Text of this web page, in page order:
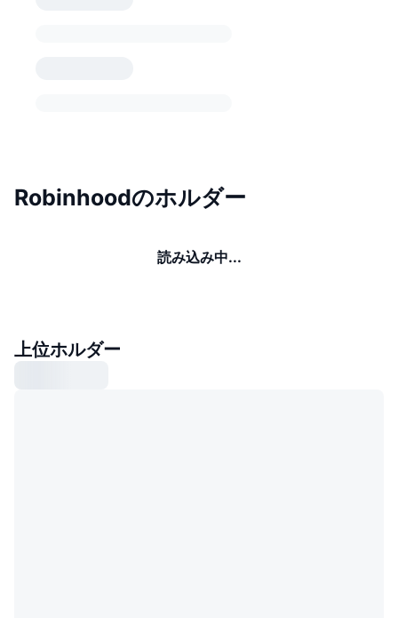
Robinhoodのホルダー
読み込み中...
上位ホルダー